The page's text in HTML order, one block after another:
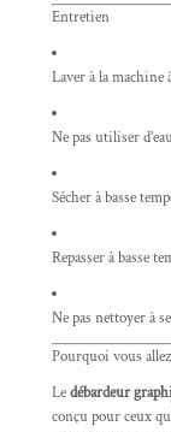
Entretien
Laver à la machine
Ne pas utiliser
Sécher à basse
Repasser à basse
Ne pas nettoyer à
Pourquoi vous
Ledébardeur
conçu pour ceux